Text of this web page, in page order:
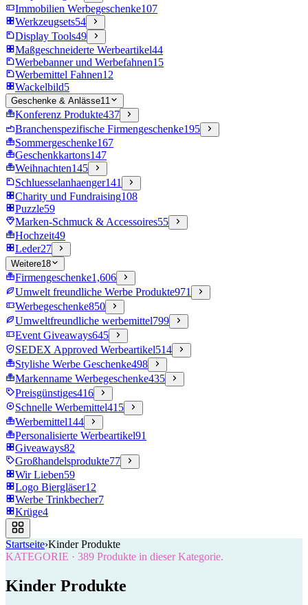
Immobilien Werbegeschenke107
Werkzeugsets54
Display Tools49
Maßgeschneiderte Werbeartikel44
Werbebanner und Werbefahnen15
Werbemittel Fahnen12
Wackelbild5
Geschenke & Anlässe11
Konferenz Produkte437
Branchenspezifische Firmengeschenke195
Sommergeschenke167
Geschenkkartons147
Weihnachten145
Schluesselanhaenger141
Charity und Fundraising108
Puzzle59
Marken-Schmuck & Accessoires55
Hochzeit49
Leder27
Weitere18
Firmengeschenke1,606
Umwelt freundliche Werbe Produkte971
Werbegeschenke850
Umweltfreundliche werbemittel799
Event Giveaways645
SEDEX Approved Werbeartikel514
Stylishe Werbe Geschenke498
Markenname Werbegeschenke435
Preisgünstiges416
Schnelle Werbemittel415
Werbemittel144
Personalisierte Werbeartikel91
Giveaways82
Großhandelsprodukte77
Wir Lieben59
Logo Biergläser12
Werbe Trinkbecher7
Krüge4
Startseite›Kinder Produkte
KATEGORIE · 389 Produkte in dieser Kategorie.
Kinder Produkte